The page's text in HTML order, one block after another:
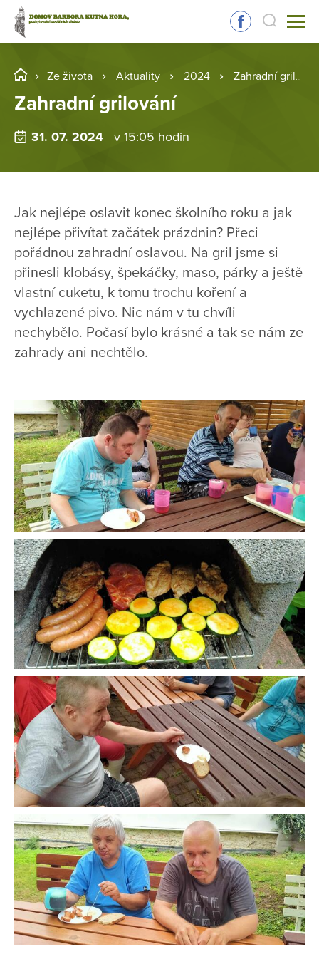
Ze života Aktuality 2024 Zahradní grilování
Zahradní grilování
31. 07. 2024 v 15:05 hodin
Jak nejlépe oslavit konec školního roku a jak
nejlépe přivítat začátek prázdnin? Přeci
pořádnou zahradní oslavou. Na gril jsme si
přinesli klobásy, špekáčky, maso, párky a ještě
vlastní cuketu, k tomu trochu koření a
vychlazené pivo. Nic nám v tu chvíli
nechybělo. Počasí bylo krásné a tak se nám ze
zahrady ani nechtělo.